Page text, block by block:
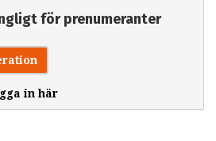
för prenumeranter
in här